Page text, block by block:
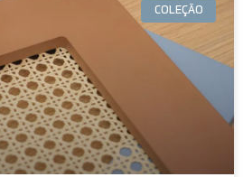
COLEÇÃO